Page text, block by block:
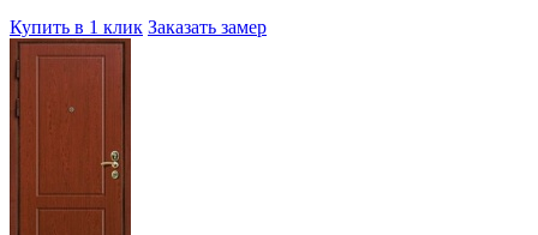
Купить в 1 клик Заказать замер